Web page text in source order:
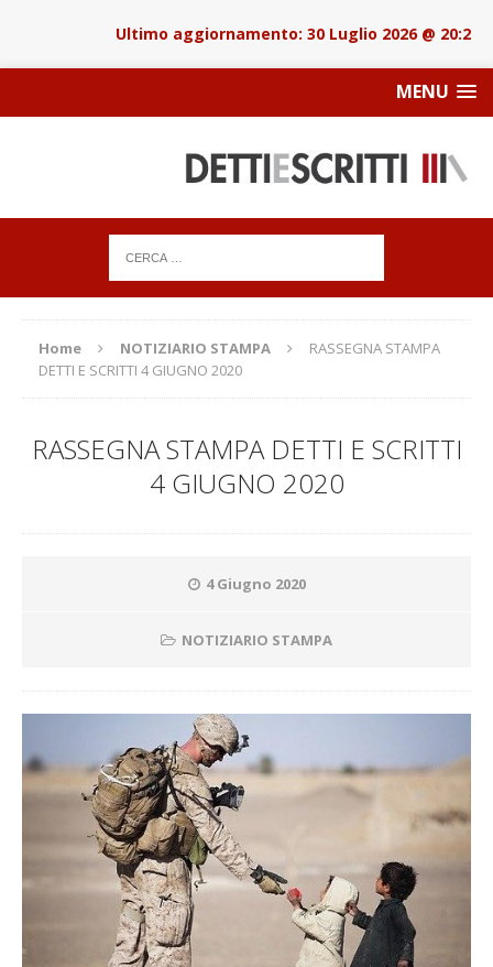
30 Luglio 2026 @ 20:22
MENU
Home NOTIZIARIO STAMPA
RASSEGNA STAMPA
DETTI E SCRITTI 4 GIUGNO 2020
RASSEGNA STAMPA DETTI E SCRITTI
4 GIUGNO 2020
4 Giugno 2020
NOTIZIARIO STAMPA